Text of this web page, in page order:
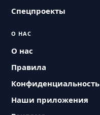
Спецпроекты
О НАС
О нас
Правила
Конфиденциальность
Наши приложения